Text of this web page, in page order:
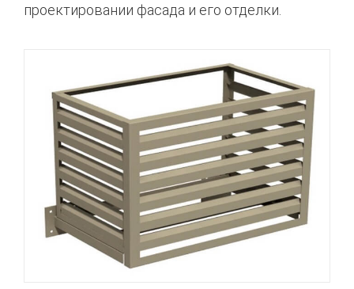
проектировании фасада и его отделки.